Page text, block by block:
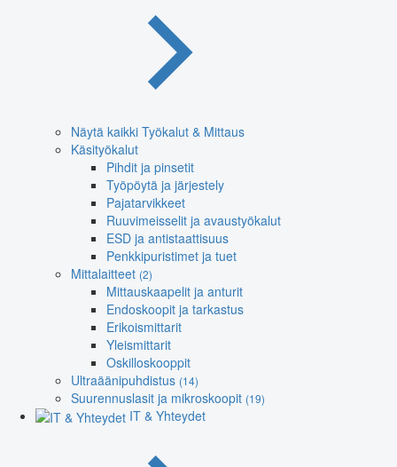
Näytä kaikki Työkalut & Mittaus
Käsityökalut
Pihdit ja pinsetit
Työpöytä ja järjestely
Pajatarvikkeet
Ruuvimeisselit ja avaustyökalut
ESD ja antistaattisuus
Penkkipuristimet ja tuet
Mittalaitteet (2)
Mittauskaapelit ja anturit
Endoskoopit ja tarkastus
Erikoismittarit
Yleismittarit
Oskilloskooppit
Ultraäänipuhdistus (14)
Suurennuslasit ja mikroskoopit (19)
IT & Yhteydet